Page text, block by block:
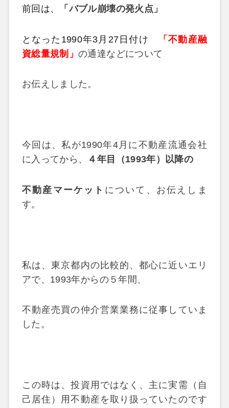
前回は、 「バブル崩壊の発火点」
となった1990年3月27日付け 「不動産融
資総量規制」の通達などについて
お伝えしました。
今回は、私が1990年4月に不動産流通会社
に入ってから、
４年目 （1993年） 以降の
不動産マーケット について、お伝えしま
す。
私は、東京都内の比較的、都心に近いエリ
アで、1993年からの５年間、
不動産売買の仲介営業業務に従事していま
した。
この時は、投資用ではなく、主に実需（自
己居住）用不動産を取り扱っていたのです